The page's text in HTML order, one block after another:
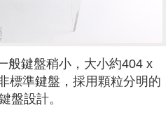
般鍵盤稍小，大小約404 x
標準鍵盤，採用顆粒分明的
盤設計。